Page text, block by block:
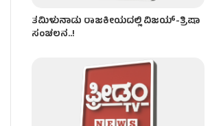
ತಮಿಳುನಾಡು ರಾಜಕೀಯದಲ್ಲಿ ವಿಜಯ್-ತ್ರಿಷಾ
ಸಂಚಲನ..!